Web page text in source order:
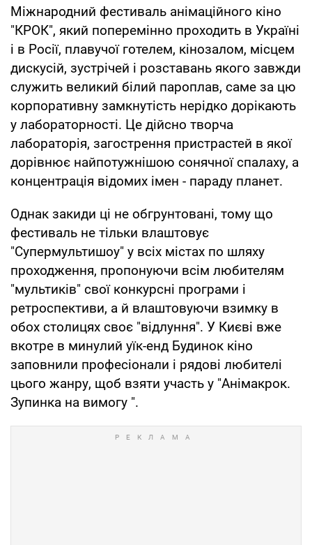
Міжнародний фестиваль анімаційного кіно
"КРОК", який поперемінно проходить в Україні
і в Росії, плавучої готелем, кінозалом, місцем
дискусій, зустрічей і розставань якого завжди
служить великий білий пароплав, саме за цю
корпоративну замкнутість нерідко дорікають
у лабораторності. Це дійсно творча
лабораторія, загострення пристрастей в якої
дорівнює найпотужнішою сонячної спалаху, а
концентрація відомих імен - параду планет.
Однак закиди ці не обгрунтовані, тому що
фестиваль не тільки влаштовує
"Супермультишоу" у всіх містах по шляху
проходження, пропонуючи всім любителям
"мультиків" свої конкурсні програми і
ретроспективи, а й влаштовуючи взимку в
обох столицях своє "відлуння". У Києві вже
вкотре в минулий уїк-енд Будинок кіно
заповнили професіонали і рядові любителі
цього жанру, щоб взяти участь у "Анімакрок.
Зупинка на вимогу ".